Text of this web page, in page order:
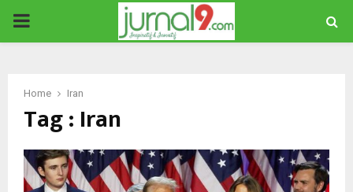
PRIMARY
Home Iran
Tag : Iran